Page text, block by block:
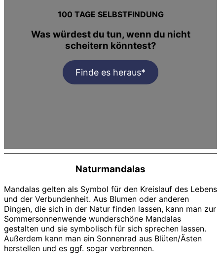
100 TAGE SELBSTFINDUNG
Was würdest du tun, wenn du nicht
scheitern könntest?
Finde es heraus*
Naturmandalas
Mandalas gelten als Symbol für den Kreislauf des Lebens
und der Verbundenheit. Aus Blumen oder anderen
Dingen, die sich in der Natur finden lassen, kann man zur
Sommersonnenwende wunderschöne Mandalas
gestalten und sie symbolisch für sich sprechen lassen.
Außerdem kann man ein Sonnenrad aus Blüten/Ästen
herstellen und es ggf. sogar verbrennen.